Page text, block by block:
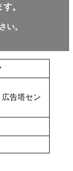
。
い。
告塔セン